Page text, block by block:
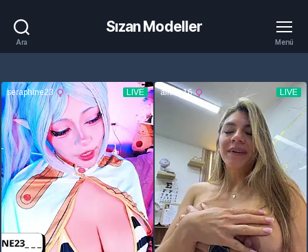
Ara
Sızan Modeller
Menü